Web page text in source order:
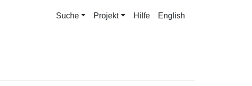
Suche Projekt Hilfe English